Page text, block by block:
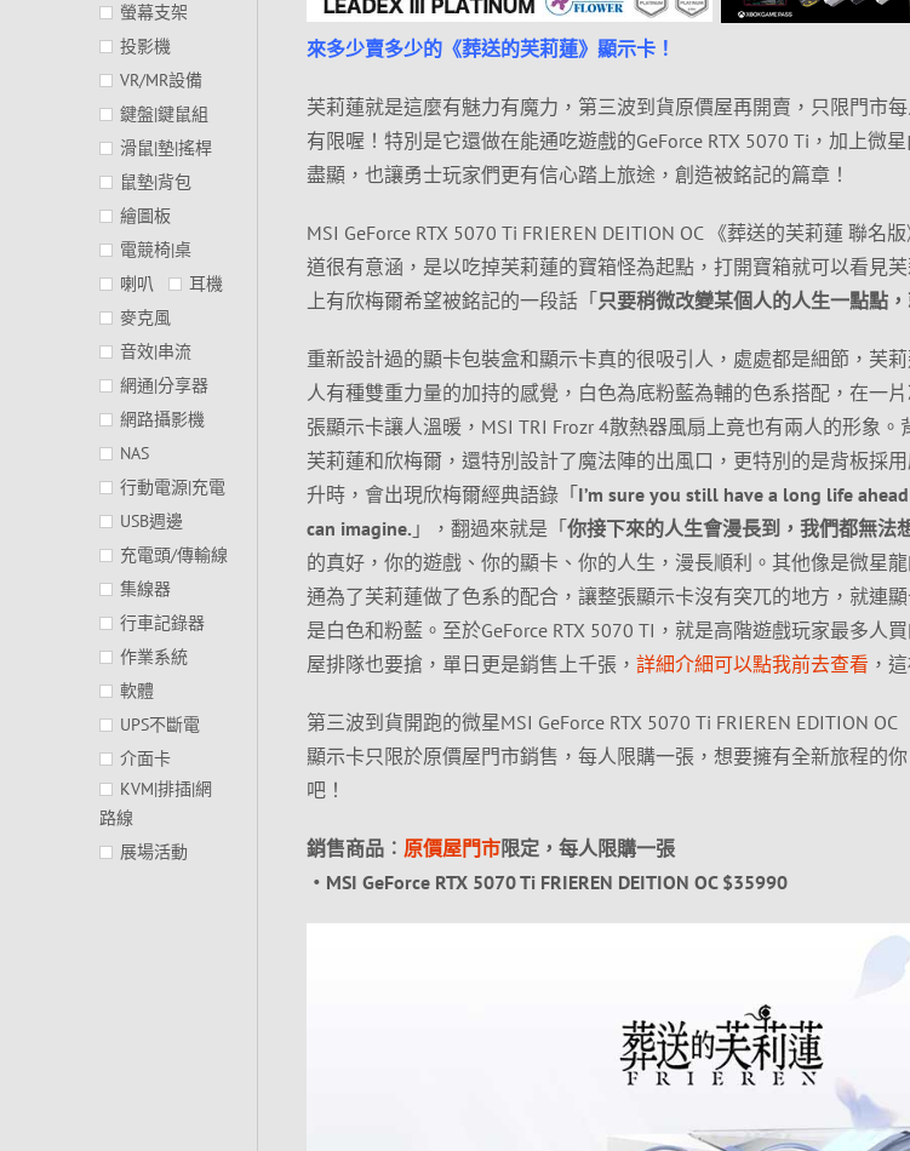
來多少賣多少的《葬送的芙莉蓮》顯示卡！
芙莉蓮就是這麼有魅力有魔力，第三波到貨原價屋再開賣，只限門市
有限喔！特別是它還做在能通吃遊戲的GeForce RTX 5070 Ti，加上微
盡顯，也讓勇士玩家們更有信心踏上旅途，創造被銘記的篇章！
MSI GeForce RTX 5070 Ti FRIEREN DEITION OC 《葬送的芙莉蓮 聯名
道很有意涵，是以吃掉芙莉蓮的寶箱怪為起點，打開寶箱就可以看見
上有欣梅爾希望被銘記的一段話「 只要稍微改變某個人的人生一點點
重新設計過的顯卡包裝盒和顯示卡真的很吸引人，處處都是細節，芙
人有種雙重力量的加持的感覺，白色為底粉藍為輔的色系搭配，在一
張顯示卡讓人溫暖，MSI TRI Frozr 4散熱器風扇上竟也有兩人的形象
芙莉蓮和欣梅爾，還特別設計了魔法陣的出風口，更特別的是背板採
升時，會出現欣梅爾經典語錄「 I’m sure you still have a long life
can imagine. 」，翻過來就是「 你接下來的人生會漫長到，我們都無法
的真好，你的遊戲、你的顯卡、你的人生，漫長順利。其他像是微星龍
通為了芙莉蓮做了色系的配合，讓整張顯示卡沒有突兀的地方，就連
是白色和粉藍。至於GeForce RTX 5070 TI，就是高階遊戲玩家最多人
屋排隊也要搶，單日更是銷售上千張， 詳細介細可以點我前去查看 ，
第三波到貨開跑的微星MSI GeForce RTX 5070 Ti FRIEREN EDITION OC
顯示卡只限於原價屋門市銷售，每人限購一張，想要擁有全新旅程的
吧！
銷售商品︰ 原價屋門市限定，每人限購一張
‧MSI GeForce RTX 5070 Ti FRIEREN DEITION OC $35990
螢幕支架
投影機
VR/MR設備
鍵盤|鍵鼠組
滑鼠|墊|搖桿
鼠墊|背包
繪圖板
電競椅|桌
喇叭
耳機
麥克風
音效|串流
網通|分享器
網路攝影機
NAS
行動電源|充電
USB週邊
充電頭/傳輸線
集線器
行車記錄器
作業系統
軟體
UPS不斷電
介面卡
KVM|排插|網
路線
展場活動